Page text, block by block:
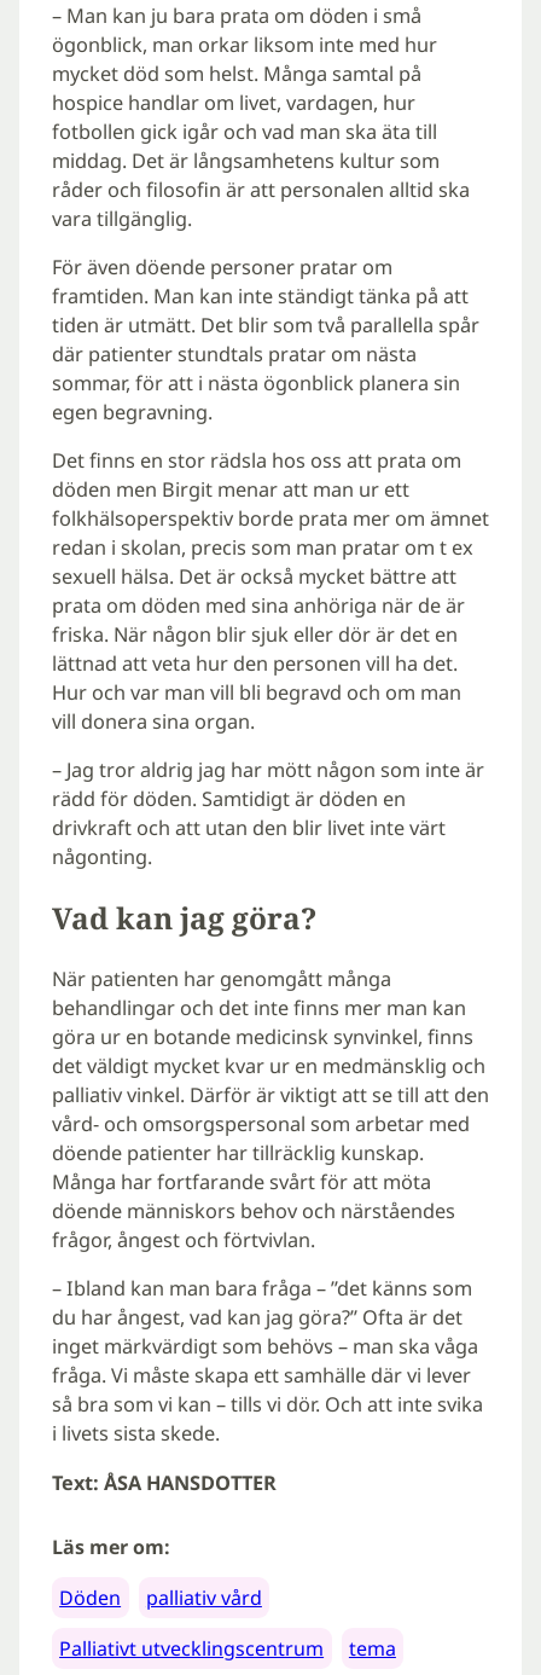
– Man kan ju bara prata om döden i små
ögonblick, man orkar liksom inte med hur
mycket död som helst. Många samtal på
hospice handlar om livet, vardagen, hur
fotbollen gick igår och vad man ska äta till
middag. Det är långsamhetens kultur som
råder och filosofin är att personalen alltid ska
vara tillgänglig.
För även döende personer pratar om
framtiden. Man kan inte ständigt tänka på att
tiden är utmätt. Det blir som två parallella spår
där patienter stundtals pratar om nästa
sommar, för att i nästa ögonblick planera sin
egen begravning.
Det finns en stor rädsla hos oss att prata om
döden men Birgit menar att man ur ett
folkhälsoperspektiv borde prata mer om ämnet
redan i skolan, precis som man pratar om t ex
sexuell hälsa. Det är också mycket bättre att
prata om döden med sina anhöriga när de är
friska. När någon blir sjuk eller dör är det en
lättnad att veta hur den personen vill ha det.
Hur och var man vill bli begravd och om man
vill donera sina organ.
– Jag tror aldrig jag har mött någon som inte är
rädd för döden. Samtidigt är döden en
drivkraft och att utan den blir livet inte värt
någonting.
Vad kan jag göra?
När patienten har genomgått många
behandlingar och det inte finns mer man kan
göra ur en botande medicinsk synvinkel, finns
det väldigt mycket kvar ur en medmänsklig och
palliativ vinkel. Därför är viktigt att se till att den
vård- och omsorgspersonal som arbetar med
döende patienter har tillräcklig kunskap.
Många har fortfarande svårt för att möta
döende människors behov och närståendes
frågor, ångest och förtvivlan.
– Ibland kan man bara fråga – ”det känns som
du har ångest, vad kan jag göra?” Ofta är det
inget märkvärdigt som behövs – man ska våga
fråga. Vi måste skapa ett samhälle där vi lever
så bra som vi kan – tills vi dör. Och att inte svika
i livets sista skede.
Text: ÅSA HANSDOTTER
Läs mer om:
Döden
palliativ vård
Palliativt utvecklingscentrum
tema